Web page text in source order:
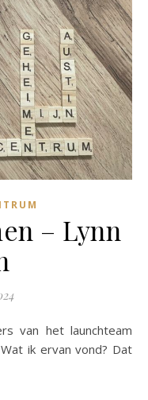
– Lynn
ik ervan vond? Dat